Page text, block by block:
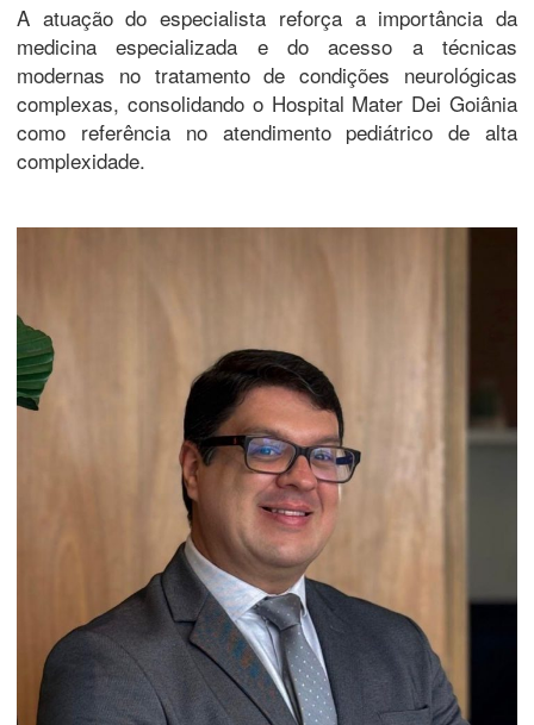
A atuação do especialista reforça a importância da
medicina especializada e do acesso a técnicas
modernas no tratamento de condições neurológicas
complexas, consolidando o Hospital Mater Dei Goiânia
como referência no atendimento pediátrico de alta
complexidade.